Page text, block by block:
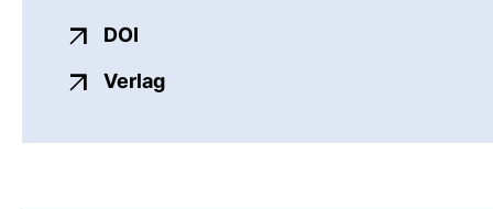
DOI
Verlagexterner Link, öffnet neues